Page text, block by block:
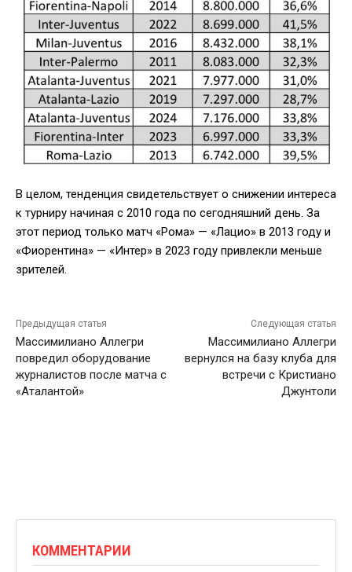
В целом, тенденция свидетельствует о снижении интереса
к турниру начиная с 2010 года по сегодняшний день. За
этот период только матч «Рома» — «Лацио» в 2013 году и
«Фиорентина» — «Интер» в 2023 году привлекли меньше
зрителей.
Предыдущая статья
Массимилиано Аллегри
повредил оборудование
журналистов после матча с
«Аталантой»
Следующая статья
Массимилиано Аллегри
вернулся на базу клуба для
встречи с Кристиано
Джунтоли
КОММЕНТАРИИ